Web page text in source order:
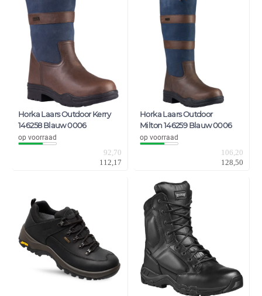
Horka Laars Outdoor Kerry
146258 Blauw 0006
op voorraad
92,70
112,17
Horka Laars Outdoor
Milton 146259 Blauw 0006
op voorraad
106,20
128,50